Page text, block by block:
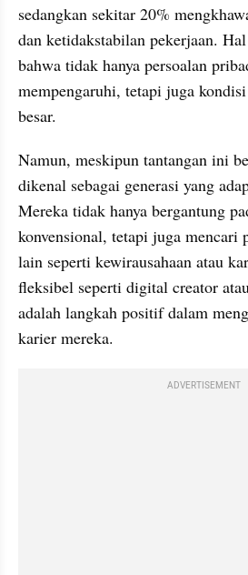
sedangkan sekitar 20%
dan ketidakstabilan pekerjaan.
bahwa tidak hanya persoalan
mempengaruhi, tetapi juga
besar.
Namun, meskipun tantangan ini
dikenal sebagai generasi yang
Mereka tidak hanya bergantung
konvensional, tetapi juga mencari
lain seperti kewirausahaan atau
fleksibel seperti digital creator
adalah langkah positif dalam
karier mereka.
ADVERTISEMENT